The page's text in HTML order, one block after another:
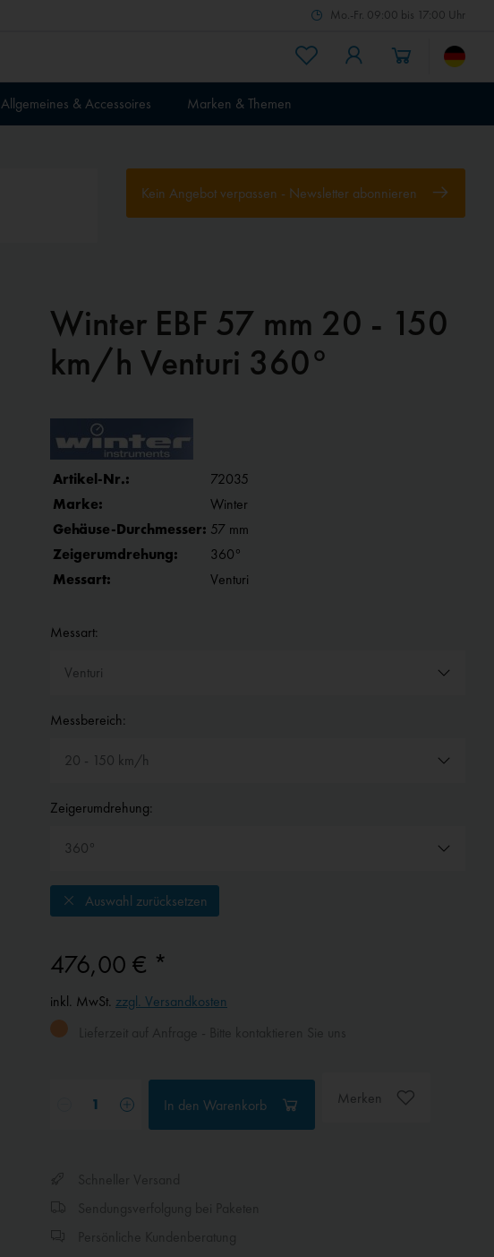
Mo.-Fr. 09:00 bis 17:00 Uhr
Allgemeines & Accessoires Marken & Themen
Kein Angebot verpassen - Newsletter abonnieren
Winter EBF 57 mm 20 - 150
km/h Venturi 360°
Artikel-Nr.:
72035
Marke:
Winter
Gehäuse-Durchmesser: 57 mm
Zeigerumdrehung:
360°
Messart:
Venturi
Messart:
Messbereich:
Zeigerumdrehung:
Auswahl zurücksetzen
476,00 € *
inkl. MwSt. zzgl. Versandkosten
In den Warenkorb Merken